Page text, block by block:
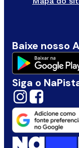
Baixe nosso
Siga o